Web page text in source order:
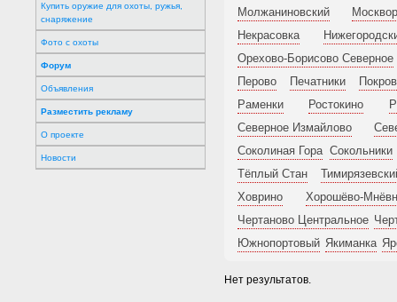
Купить оружие для охоты, ружья,
снаряжение
Фото с охоты
Форум
Объявления
Разместить рекламу
О проекте
Новости
Молжаниновский
Некрасовка
Орехово-Борисово Северное
Перово
Печатники
Раменки
Ростокино
Северное Измайлово
Соколиная Гора Сокольники
Тёплый Стан
Ховрино
Хорошёво-
Чертаново Центральное
Южнопортовый Якиманка
Нет результатов.